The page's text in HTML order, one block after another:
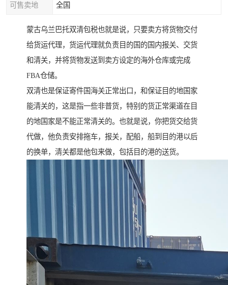
可售卖地 全国
蒙古乌兰巴托双清包税也就是说，只要卖方将货物交付
给货运代理，货运代理就负责目的国的国内报关、交货
和清关，并将货物发送到卖方设定的海外仓库或完成
FBA仓储。
双清也是保证寄件国海关正常出口，和保证目的地国家
能清关的，这是指一些非普货，特别的货正常渠道在目
的地国家是不能正常清关的。也就是说，你把货交给货
代做，他负责安排拖车，报关，配船，船到目的港以后
的换单，清关都是他包来做，包括目的港的送货。